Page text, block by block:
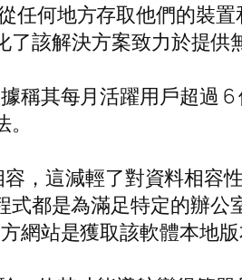
任何地方存取他們的裝
該解決方案致力於提供
稱其每月活躍用戶超過
，這減輕了對資料相容
式都是為滿足特定的辦
網站是獲取該軟體本地版